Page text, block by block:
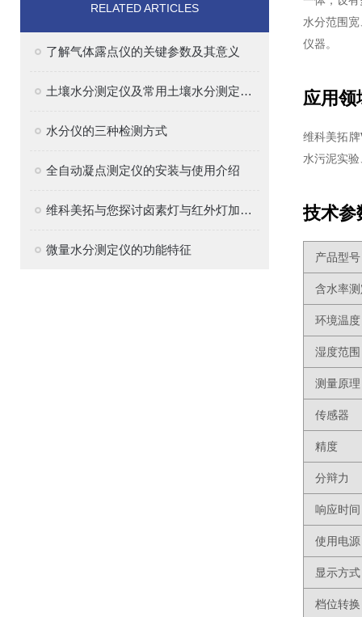
RELATED ARTICLES
了解气体露点仪的关键参数及其意义
土壤水分测定仪及常用土壤水分测定方法介绍
水分仪的三种检测方式
全自动凝点测定仪的安装与使用介绍
维科美拓与您探讨卤素灯与红外灯加热的区别
微量水分测定仪的功能特征
水分范围
仪器。
应用领
维科美拓牌
水污泥实
技术参
产品型号
含水率
环境温度
湿度范围
测量原理
传感器
精度
分辩力
响应时间
使用电源
显示方式
档位转换